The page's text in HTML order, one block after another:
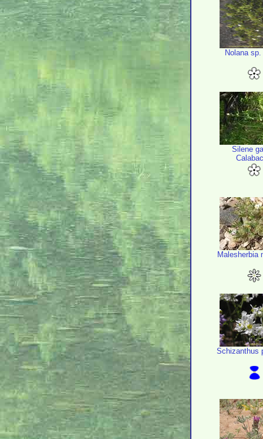
Nolana
Silene
Malesherbia
Schizanthus